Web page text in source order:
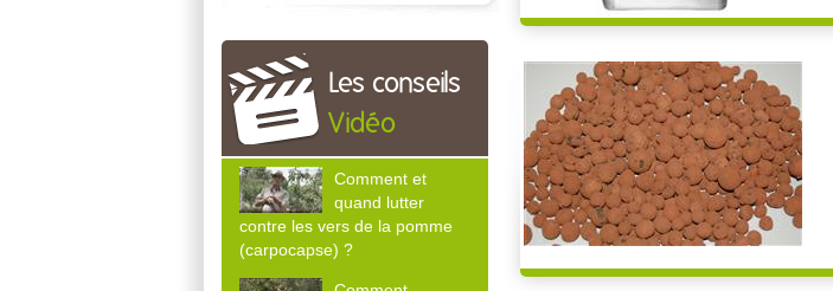
Les conseils
Vidéo
Comment et
quand lutter
contre les vers de la pomme
(carpocapse) ?